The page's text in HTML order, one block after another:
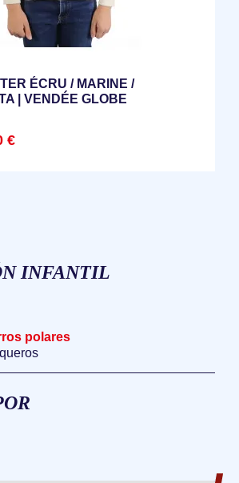
ÉCRU / MARINE /
| VENDÉE GLOBE
€
INFANTIL
polares